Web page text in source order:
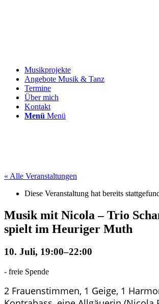
Musikprojekte
Angebote Musik & Tanz
Termine
Über mich
Kontakt
Menü Menü
« Alle Veranstaltungen
Diese Veranstaltung hat bereits
Musik mit Nicola – Trio
spielt im Heuriger Muth
10. Juli, 19:00–22:00
- freie Spende
2 Frauenstimmen, 1 Geige, 1